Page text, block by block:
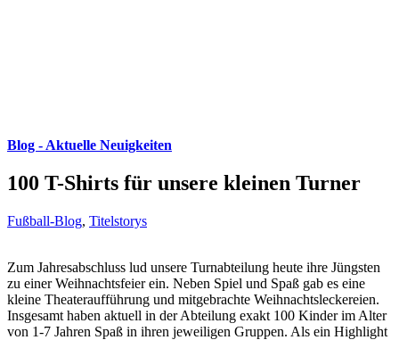
Blog - Aktuelle Neuigkeiten
100 T-Shirts für unsere kleinen Turner
Fußball-Blog, Titelstorys
Zum Jahresabschluss lud unsere Turnabteilung heute ihre Jüngsten
zu einer Weihnachtsfeier ein. Neben Spiel und Spaß gab es eine
kleine Theateraufführung und mitgebrachte Weihnachtsleckereien.
Insgesamt haben aktuell in der Abteilung exakt 100 Kinder im Alter
von 1-7 Jahren Spaß in ihren jeweiligen Gruppen. Als ein Highlight